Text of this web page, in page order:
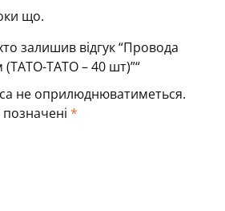
що.
залишив відгук “Провода
(ТАТО-ТАТО – 40 шт)”“
не оприлюднюватиметься.
*